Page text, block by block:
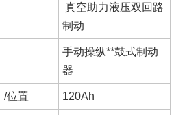
真空助力液压双回路
制动
手动操纵**鼓式制动
器
/位置 120Ah